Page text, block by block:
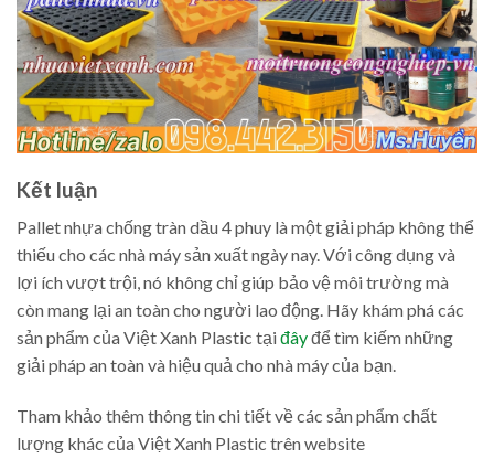
Kết luận
Pallet nhựa chống tràn dầu 4 phuy là một giải pháp không thể
thiếu cho các nhà máy sản xuất ngày nay. Với công dụng và
lợi ích vượt trội, nó không chỉ giúp bảo vệ môi trường mà
còn mang lại an toàn cho người lao động. Hãy khám phá các
sản phẩm của Việt Xanh Plastic tạiđâyđể tìm kiếm những
giải pháp an toàn và hiệu quả cho nhà máy của bạn.
Tham khảo thêm thông tin chi tiết về các sản phẩm chất
lượng khác của Việt Xanh Plastic trên website